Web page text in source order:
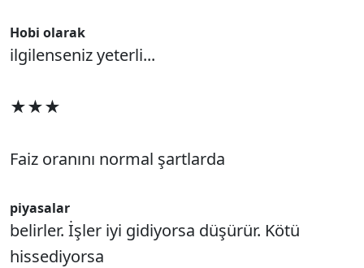
Hobi olarak
ilgilenseniz yeterli...
★★★
Faiz oranını normal şartlarda
piyasalar
belirler. İşler iyi gidiyorsa düşürür. Kötü
hissediyorsa